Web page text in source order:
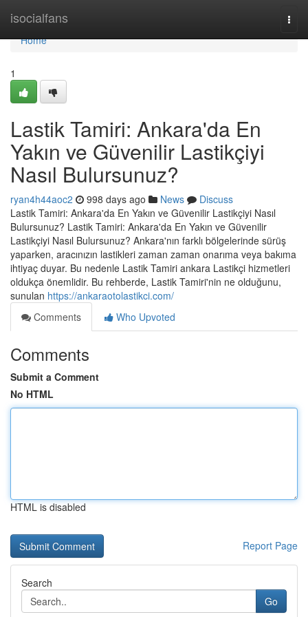
isocialfans
Home
Home
1
Lastik Tamiri: Ankara'da En
Yakın ve Güvenilir Lastikçiyi
Nasıl Bulursunuz?
ryan4h44aoc2 998 days ago News
Discuss
Lastik Tamiri: Ankara'da En Yakın ve Güvenilir Lastikçiyi Nasıl
Bulursunuz? Lastik Tamiri: Ankara'da En Yakın ve Güvenilir
Lastikçiyi Nasıl Bulursunuz? Ankara'nın farklı bölgelerinde sürüş
yaparken, aracınızın lastikleri zaman zaman onarıma veya bakıma
ihtiyaç duyar. Bu nedenle Lastik Tamiri ankara Lastikçi hizmetleri
oldukça önemlidir. Bu rehberde, Lastik Tamiri'nin ne olduğunu,
sunulan https://ankaraotolastikci.com/
Comments
Who Upvoted
Comments
Submit a Comment
No HTML
HTML is disabled
Report Page
Search
Go